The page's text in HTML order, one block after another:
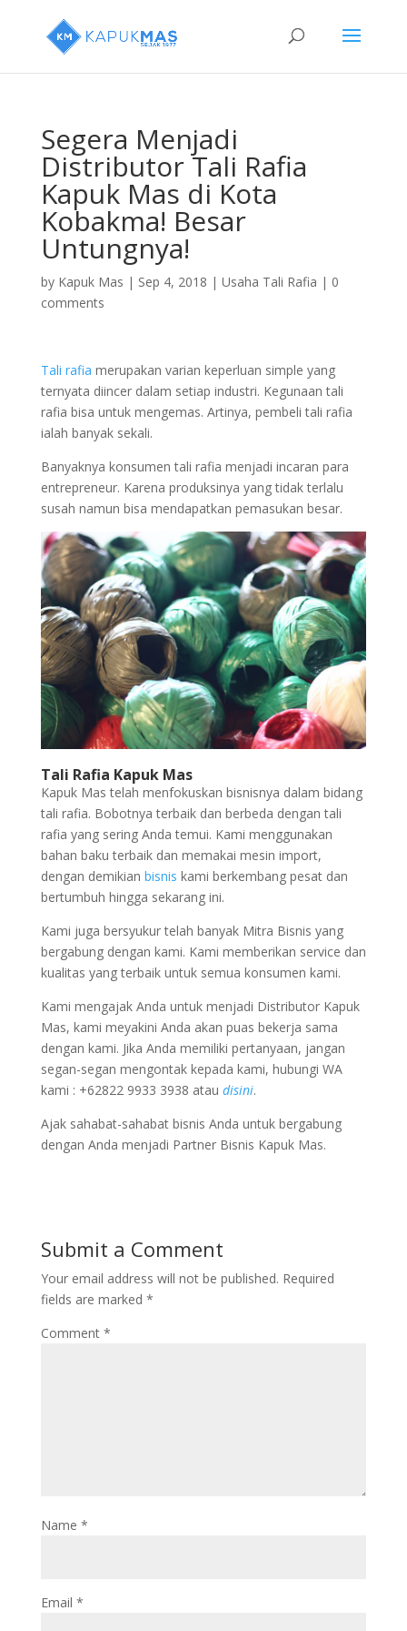
Segera Menjadi
Distributor Tali Rafia
Kapuk Mas di Kota
Kobakma! Besar
Untungnya!
by Kapuk Mas | Sep 4, 2018 | Usaha Tali Rafia | 0
comments
Tali rafia merupakan varian keperluan simple yang
ternyata diincer dalam setiap industri. Kegunaan tali
rafia bisa untuk mengemas. Artinya, pembeli tali rafia
ialah banyak sekali.
Banyaknya konsumen tali rafia menjadi incaran para
entrepreneur. Karena produksinya yang tidak terlalu
susah namun bisa mendapatkan pemasukan besar.
Tali Rafia Kapuk Mas
Kapuk Mas telah menfokuskan bisnisnya dalam bidang
tali rafia. Bobotnya terbaik dan berbeda dengan tali
rafia yang sering Anda temui. Kami menggunakan
bahan baku terbaik dan memakai mesin import,
dengan demikian bisnis kami berkembang pesat dan
bertumbuh hingga sekarang ini.
Kami juga bersyukur telah banyak Mitra Bisnis yang
bergabung dengan kami. Kami memberikan service dan
kualitas yang terbaik untuk semua konsumen kami.
Kami mengajak Anda untuk menjadi Distributor Kapuk
Mas, kami meyakini Anda akan puas bekerja sama
dengan kami. Jika Anda memiliki pertanyaan, jangan
segan-segan mengontak kepada kami, hubungi WA
kami : +62822 9933 3938 atau disini.
Ajak sahabat-sahabat bisnis Anda untuk bergabung
dengan Anda menjadi Partner Bisnis Kapuk Mas.
Submit a Comment
Your email address will not be published. Required
fields are marked *
Comment *
Name *
Email *